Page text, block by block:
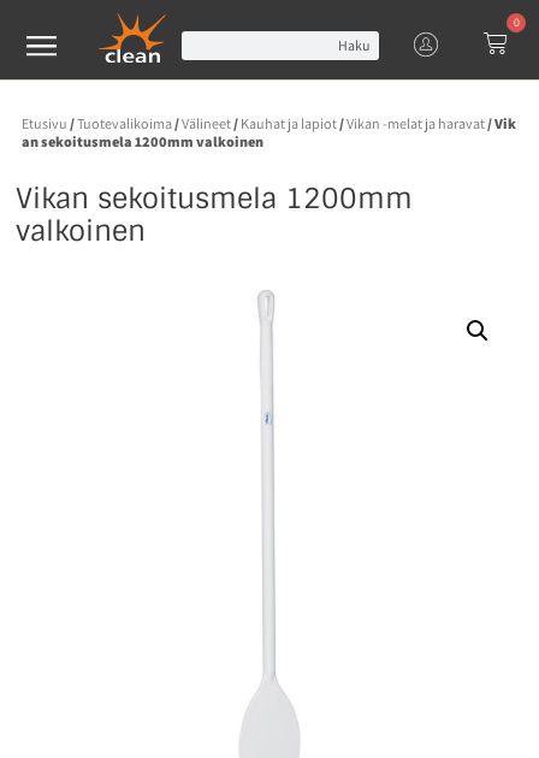
Haku
0
Etusivu /Tuotevalikoima/Välineet/ Kauhat ja lapiot/Vikan -melat ja haravat/ Vik
an sekoitusmela 1200mm valkoinen
Vikan sekoitusmela 1200mm
valkoinen